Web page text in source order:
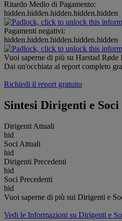
Ritardo Medio di Pagamento:
hidden.hidden.hidden.hidden.hidden
Pagamenti negativi:
hidden.hidden.hidden.hidden.hidden
Vuoi saperne di più su Harstad Røde
Dai un'occhiata al report completo
Richiedi il report gratuito
Sintesi Dirigenti e Soci
Dirigenti Attuali
hid
Soci Attuali
hid
Dirigenti Precedenti
hid
Soci Precedenti
hid
Vuoi saperne di più sui Dirigenti e
Vedi le Informazioni su Dirigenti e